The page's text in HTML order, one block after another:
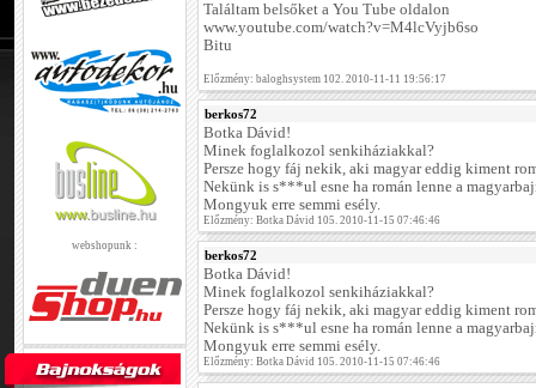
webshopunk :
Találtam belsőket a You Tube oldalon
www.youtube.com/watch?v=M4lcVyjb6so
Bitu
Előzmény: baloghsystem 102. 2010-11-11 19:56:17
berkos72
Botka Dávid!
Minek foglalkozol senkiháziakkal?
Persze hogy fáj nekik, aki magyar eddig kiment
Nekünk is s***ul esne ha román lenne a
Mongyuk erre semmi esély.
Előzmény: Botka Dávid 105. 2010-11-15 07:46:46
berkos72
Botka Dávid!
Minek foglalkozol senkiháziakkal?
Persze hogy fáj nekik, aki magyar eddig kiment
Nekünk is s***ul esne ha román lenne a
Mongyuk erre semmi esély.
Előzmény: Botka Dávid 105. 2010-11-15 07:46:46